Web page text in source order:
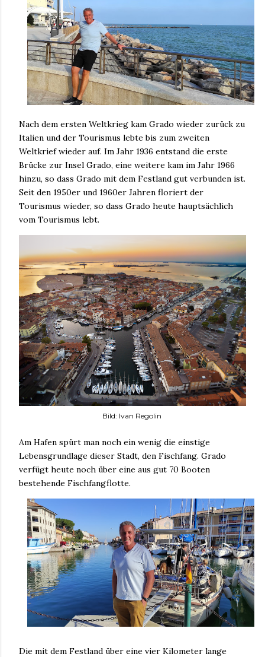
Nach dem ersten Weltkrieg kam Grado wieder zurück zu
Italien und der Tourismus lebte bis zum zweiten
Weltkrief wieder auf. Im Jahr 1936 entstand die erste
Brücke zur Insel Grado, eine weitere kam im Jahr 1966
hinzu, so dass Grado mit dem Festland gut verbunden ist.
Seit den 1950er und 1960er Jahren floriert der
Tourismus wieder, so dass Grado heute hauptsächlich
vom Tourismus lebt.
Bild: Ivan Regolin
Am Hafen spürt man noch ein wenig die einstige
Lebensgrundlage dieser Stadt, den Fischfang. Grado
verfügt heute noch über eine aus gut 70 Booten
bestehende Fischfangflotte.
Die mit dem Festland über eine vier Kilometer lange